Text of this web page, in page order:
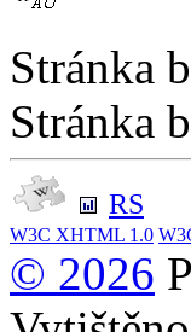
Stránka
Stránka
RS
W3C XHTML 1.0
© 2026